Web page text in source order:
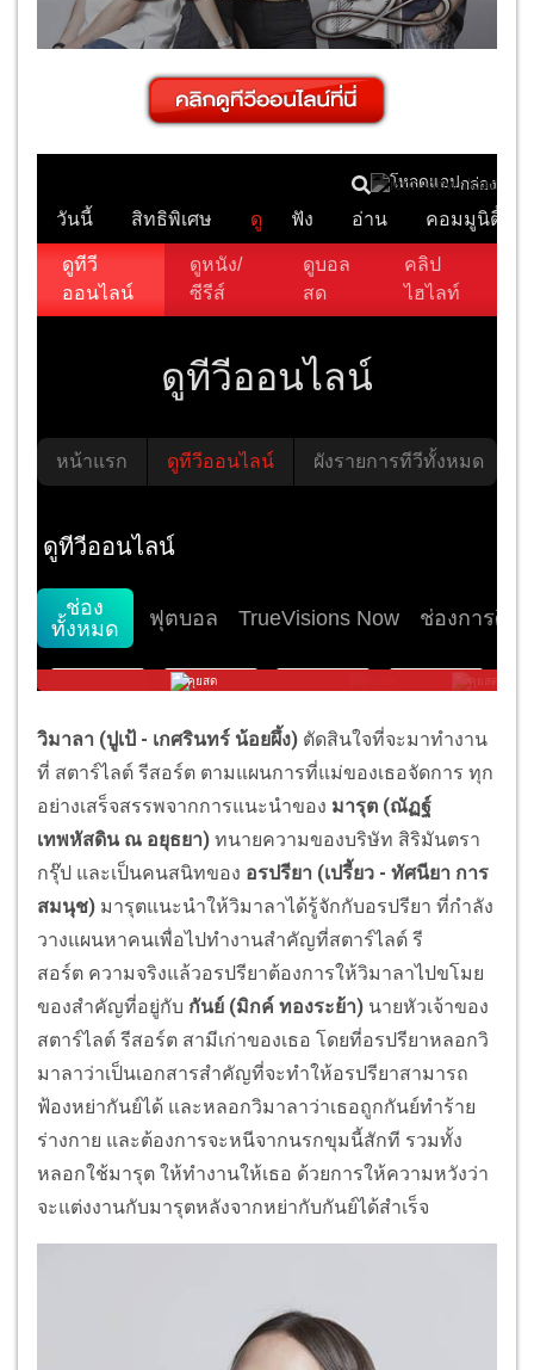
วิมาลา (ปูเป้ - เกศรินทร์ น้อยผึ้ง) ตัดสินใจที่จะมาทำงาน
ที่ สตาร์ไลต์ รีสอร์ต ตามแผนการที่แม่ของเธอจัดการ ทุก
อย่างเสร็จสรรพจากการแนะนำของ มารุต (ณัฏฐ์
เทพหัสดิน ณ อยุธยา) ทนายความของบริษัท สิริมันตรา
กรุ๊ป และเป็นคนสนิทของ อรปรียา (เปรี้ยว - ทัศนียา การ
สมนุช) มารุตแนะนำให้วิมาลาได้รู้จักกับอรปรียา ที่กำลัง
วางแผนหาคนเพื่อไปทำงานสำคัญที่สตาร์ไลต์ รี
สอร์ต ความจริงแล้วอรปรียาต้องการให้วิมาลาไปขโมย
ของสำคัญที่อยู่กับ กันย์ (มิกค์ ทองระย้า) นายหัวเจ้าของ
สตาร์ไลต์ รีสอร์ต สามีเก่าของเธอ โดยที่อรปรียาหลอกวิ
มาลาว่าเป็นเอกสารสำคัญที่จะทำให้อรปรียาสามารถ
ฟ้องหย่ากันย์ได้ และหลอกวิมาลาว่าเธอถูกกันย์ทำร้าย
ร่างกาย และต้องการจะหนีจากนรกขุมนี้สักที รวมทั้ง
หลอกใช้มารุต ให้ทำงานให้เธอ ด้วยการให้ความหวังว่า
จะแต่งงานกับมารุตหลังจากหย่ากับกันย์ได้สำเร็จ